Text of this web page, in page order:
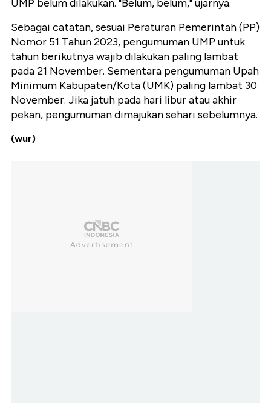
UMP belum dilakukan. "Belum, belum," ujarnya.
Sebagai catatan, sesuai Peraturan Pemerintah (PP)
Nomor 51 Tahun 2023, pengumuman UMP untuk
tahun berikutnya wajib dilakukan paling lambat
pada 21 November. Sementara pengumuman Upah
Minimum Kabupaten/Kota (UMK) paling lambat 30
November. Jika jatuh pada hari libur atau akhir
pekan, pengumuman dimajukan sehari sebelumnya.
(wur)